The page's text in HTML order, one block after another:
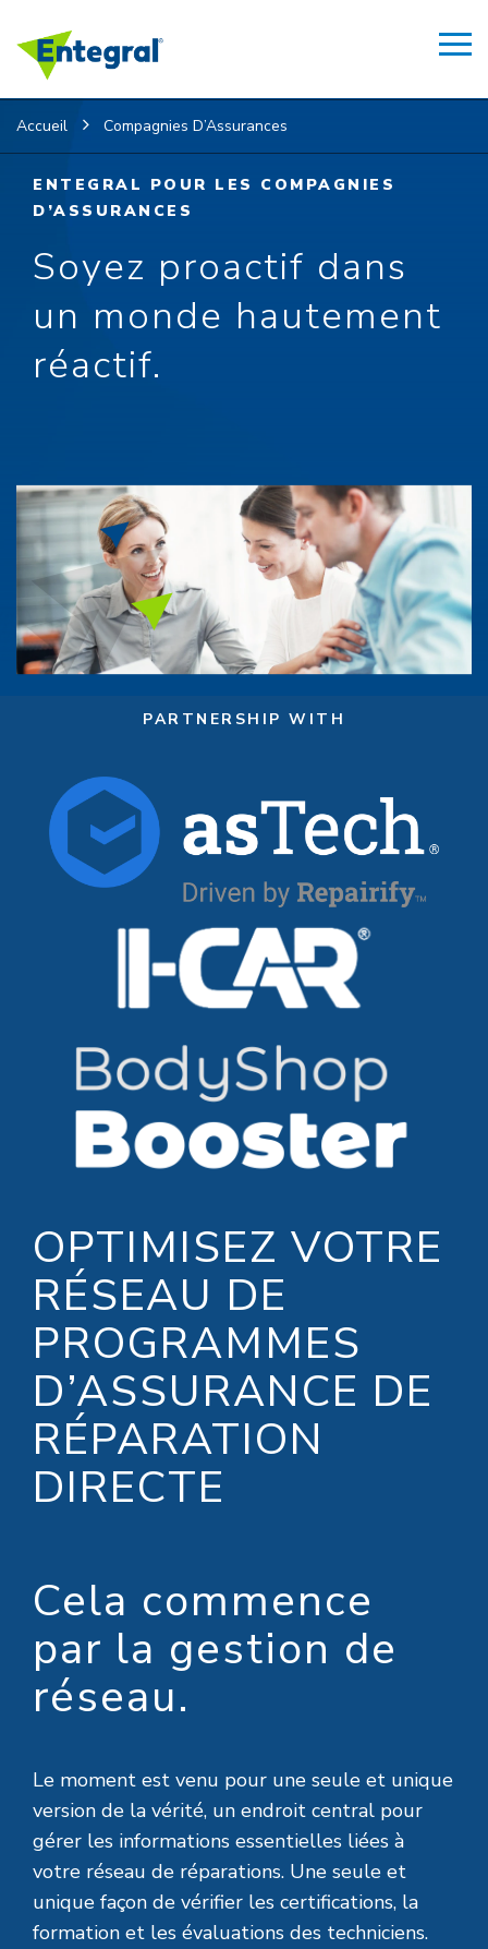
Accueil Compagnies D’Assurances
ENTEGRAL POUR LES COMPAGNIES
D’ASSURANCES
Soyez proactif dans
un monde hautement
réactif.
PARTNERSHIP WITH
OPTIMISEZ VOTRE
RÉSEAU DE
PROGRAMMES
D’ASSURANCE DE
RÉPARATION
DIRECTE
Cela commence
par la gestion de
réseau.
Le moment est venu pour une seule et unique
version de la vérité, un endroit central pour
gérer les informations essentielles liées à
votre réseau de réparations. Une seule et
unique façon de vérifier les certifications, la
formation et les évaluations des techniciens.